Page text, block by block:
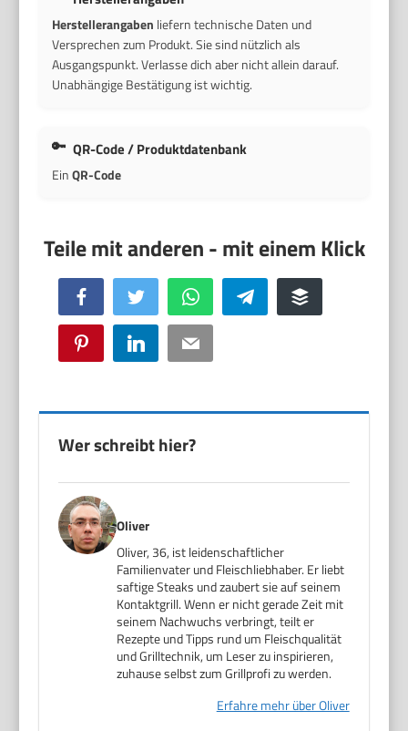
Herstellerangaben liefern technische Daten und
Versprechen zum Produkt. Sie sind nützlich als
Ausgangspunkt. Verlasse dich aber nicht allein darauf.
Unabhängige Bestätigung ist wichtig.
QR-Code / Produktdatenbank
EinQR-Code
Facebook Twitter WhatsApp Telegram Buffer
Pinterest LinkedIn Email
Wer schreibt hier?
Oliver
Oliver, 36, ist leidenschaftlicher
Familienvater und Fleischliebhaber. Er liebt
saftige Steaks und zaubert sie auf seinem
Kontaktgrill. Wenn er nicht gerade Zeit mit
seinem Nachwuchs verbringt, teilt er
Rezepte und Tipps rund um Fleischqualität
und Grilltechnik, um Leser zu inspirieren,
zuhause selbst zum Grillprofi zu werden.
Erfahre mehr über Oliver